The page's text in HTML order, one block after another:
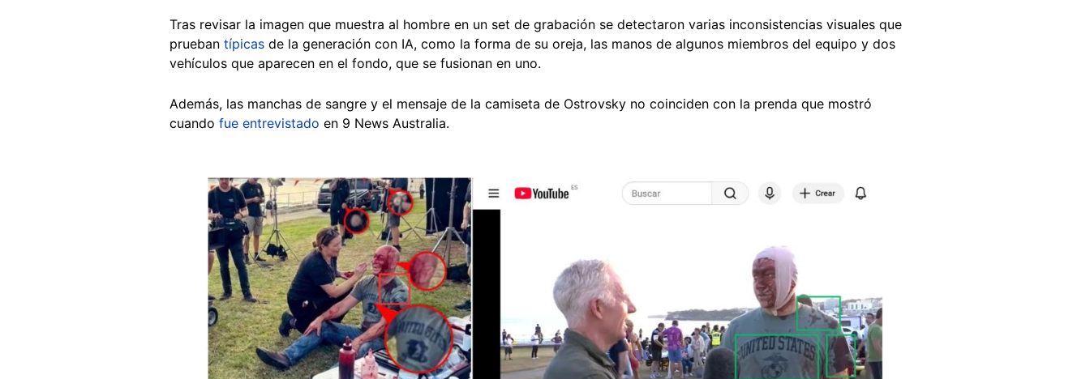
Tras revisar la imagen que muestra al hombre en un set de grabación se detectaron varias inconsistencias visuales que
prueban típicas de la generación con IA, como la forma de su oreja, las manos de algunos miembros del equipo y dos
vehículos que aparecen en el fondo, que se fusionan en uno.
Además, las manchas de sangre y el mensaje de la camiseta de Ostrovsky no coinciden con la prenda que mostró
cuando fue entrevistado en 9 News Australia.